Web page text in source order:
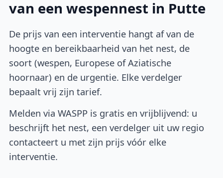
van een wespennest in Putte
De prijs van een interventie hangt af van de
hoogte en bereikbaarheid van het nest, de
soort (wespen, Europese of Aziatische
hoornaar) en de urgentie. Elke verdelger
bepaalt vrij zijn tarief.
Melden via WASPP is gratis en vrijblijvend: u
beschrijft het nest, een verdelger uit uw regio
contacteert u met zijn prijs vóór elke
interventie.